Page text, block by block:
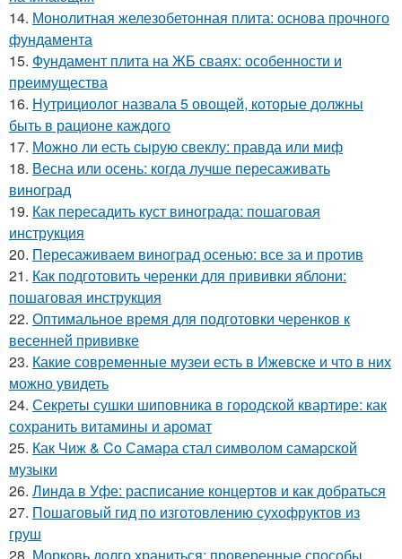
14. Монолитная железобетонная плита: основа прочного
фундамента
15. Фундамент плита на ЖБ сваях: особенности и
преимущества
16. Нутрициолог назвала 5 овощей, которые должны
быть в рационе каждого
17. Можно ли есть сырую свеклу: правда или миф
18. Весна или осень: когда лучше пересаживать
виноград
19. Как пересадить куст винограда: пошаговая
инструкция
20. Пересаживаем виноград осенью: все за и против
21. Как подготовить черенки для прививки яблони:
пошаговая инструкция
22. Оптимальное время для подготовки черенков к
весенней прививке
23. Какие современные музеи есть в Ижевске и что в них
можно увидеть
24. Секреты сушки шиповника в городской квартире: как
сохранить витамины и аромат
25. Как Чиж & Co Самара стал символом самарской
музыки
26. Линда в Уфе: расписание концертов и как добраться
27. Пошаговый гид по изготовлению сухофруктов из
груш
28. Морковь долго храниться: проверенные способы